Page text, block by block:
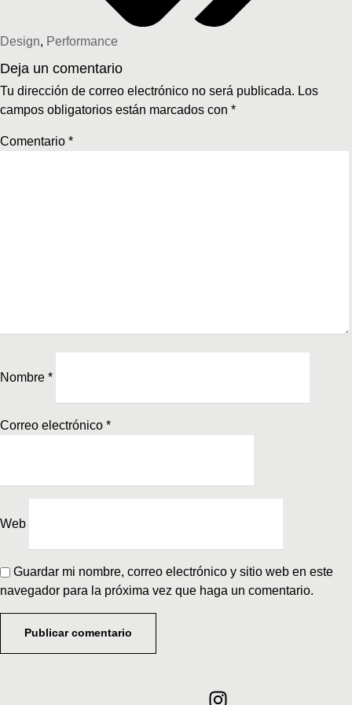
Design, Performance
Deja un comentario
Tu dirección de correo electrónico no será publicada. Los
campos obligatorios están marcados con *
Comentario *
Nombre *
Correo electrónico *
Web
Guardar mi nombre, correo electrónico y sitio web en este
navegador para la próxima vez que haga un comentario.